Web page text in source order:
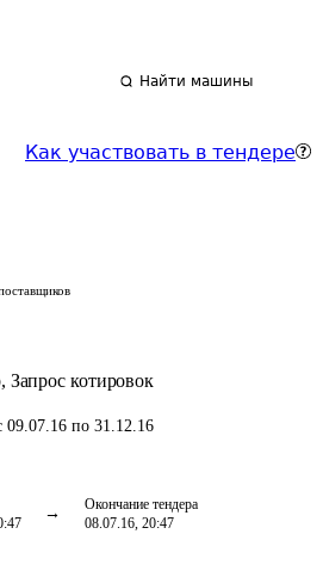
Найти машины
Как участвовать в тендере
, Запрос котировок
09.07.16 по 31.12.16
Окончание тендера
08.07.16, 20:47